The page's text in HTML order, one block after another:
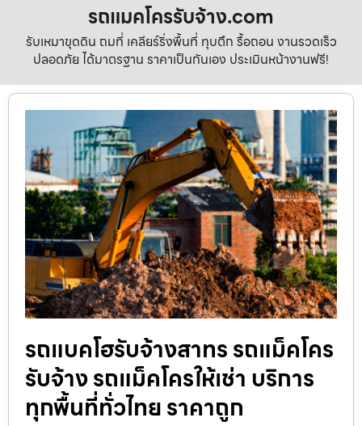
รถแมคโครรับจ้าง.com
รับเหมาขุดดิน ถมที่ เคลียร์ริ่งพื้นที่ ทุบตึก รื้อถอน งานรวดเร็ว
ปลอดภัย ได้มาตรฐาน ราคาเป็นกันเอง ประเมินหน้างานฟรี!
รถแบคโฮรับจ้างสาทร รถแม็คโคร
รับจ้าง รถแม็คโครให้เช่า บริการ
ทุกพื้นที่ทั่วไทย ราคาถูก